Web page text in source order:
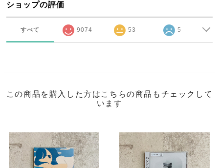
ショップの評価
すべて 9074 53 5
この商品を購入した方はこちらの商品もチェックして
います